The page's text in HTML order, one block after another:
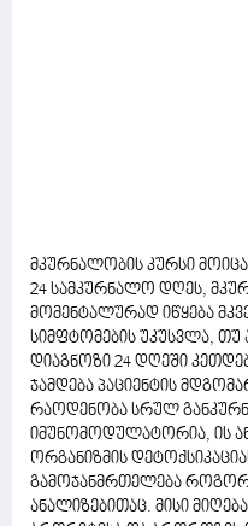
მკურნალობის კურსი
24 სამკურნალო დღეს,
მომენტალურად იწყება
სიმფტომების უკუსვლა,
დიაგნოზი 24 დღეში
ჯამდება პაციენტის
რაოდენობა სრულ
იმუნომოდულატორია, ის
ორგანიზმის
გამოჯანმრთელება
ანალიზებითაც. მისი